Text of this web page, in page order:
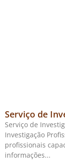
Serviço de
Serviço de
Investigação
profissionais
informações